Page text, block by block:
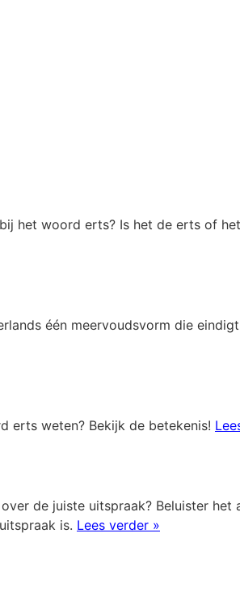
het woord erts? Is het de erts of
één meervoudsvorm die
erts weten? Bekijk de betekenis!
de juiste uitspraak? Beluister het
is. Lees verder »